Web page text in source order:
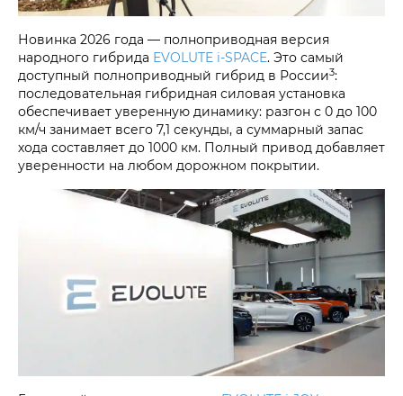
Новинка 2026 года — полноприводная версия
народного гибрида EVOLUTE i‑SPACE. Это самый
доступный полноприводный гибрид в России3:
последовательная гибридная силовая установка
обеспечивает уверенную динамику: разгон с 0 до 100
км/ч занимает всего 7,1 секунды, а суммарный запас
хода составляет до 1000 км. Полный привод добавляет
уверенности на любом дорожном покрытии.